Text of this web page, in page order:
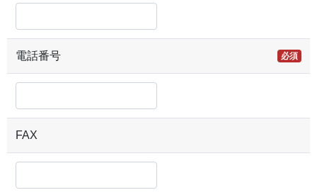
電話番号 必須
FAX